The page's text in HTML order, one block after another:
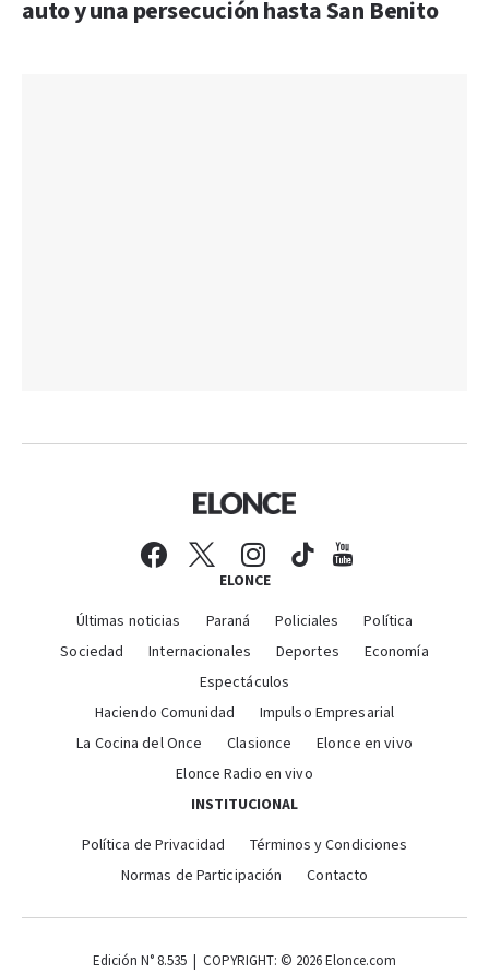
auto y una persecución hasta San Benito
ELONCE
Últimas noticias Paraná Policiales
Política
Sociedad
Internacionales Deportes
Economía
Espectáculos
Haciendo Comunidad
Impulso Empresarial
La Cocina del Once
Clasionce
Elonce en vivo
Elonce Radio en vivo
INSTITUCIONAL
Política de Privacidad
Términos y Condiciones
Normas de Participación
Contacto
Edición N° 8.535 | COPYRIGHT: © 2026 Elonce.com